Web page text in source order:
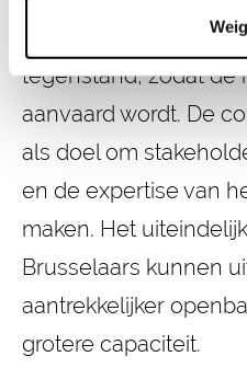
ook in een context
tegenstand, zodat de
aanvaard wordt. De
als doel om
en de expertise van
maken. Het
Brusselaars kunnen
aantrekkelijker
grotere capaciteit.